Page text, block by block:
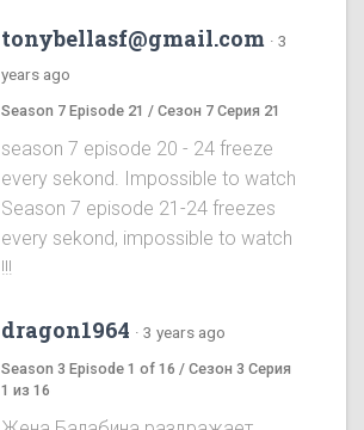
tonybellasf@gmail.com · 3
years ago
Season 7 Episode 21 / Сезон 7 Серия 21
season 7 episode 20 - 24 freeze
every sekond. Impossible to watch
Season 7 episode 21-24 freezes
every sekond, impossible to watch
!!!
dragon1964 · 3 years ago
Season 3 Episode 1 of 16 / Сезон 3 Серия
1 из 16